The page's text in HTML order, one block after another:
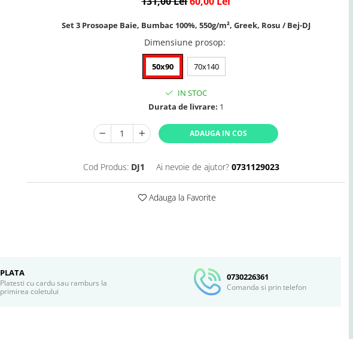
Set 3 Prosoape Baie, Bumbac 100%, 550g/m², Greek, Rosu / Bej-DJ
Dimensiune prosop:
50x90 70x140
IN STOC
Durata de livrare: 1
ADAUGA IN COS
Cod Produs: DJ1 Ai nevoie de ajutor? 0731129023
Adauga la Favorite
PLATA
Platesti cu cardu sau ramburs la
primirea coletului
0730226361
Comanda si prin telefon